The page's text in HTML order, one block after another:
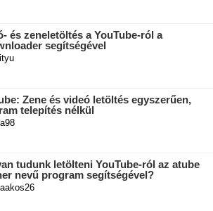
és zeneletöltés a YouTube-ról a
segítségével
Zene és videó letöltés egyszerűen,
telepítés nélkül
tudunk letölteni YouTube-ról az atube
nevű program segítségével?